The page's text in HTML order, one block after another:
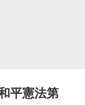
平憲法第